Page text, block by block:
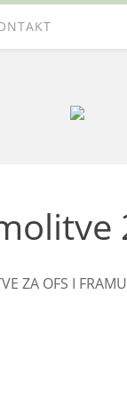
ZA OFS I